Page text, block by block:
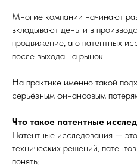
Многие компании начинают
вкладывают деньги в
продвижение, а о патентных
после выхода на рынок.
На практике именно такой
серьёзным финансовым
Что такое патентные
Патентные исследования —
технических решений,
понять: